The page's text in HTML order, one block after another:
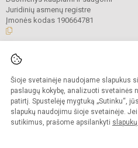
Šioje svetainėje naudojame slapukus
paslaugų kokybę, analizuoti svetainės
patirtį. Spustelėję mygtuką „Sutinku“,
slapukų naudojimu šioje svetainėje.
sutikimus, prašome apsilankyti
Juridinių asmenų registre
Įmonės kodas 190664781
© 2021. Trakų r. Paluknio Longino
Kopijuoti turinį be raštiško
Prieinamumo paraiška
Sumanus būdas atnaujinti